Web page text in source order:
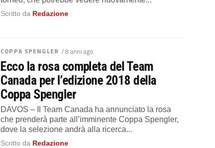
Scritto da Redazione
COPPA SPENGLER / 8 anni ago
Ecco la rosa completa del Team
Canada per l’edizione 2018 della
Coppa Spengler
DAVOS – Il Team Canada ha annunciato la rosa
che prenderà parte all’imminente Coppa Spengler,
dove la selezione andrà alla ricerca...
Scritto da Redazione